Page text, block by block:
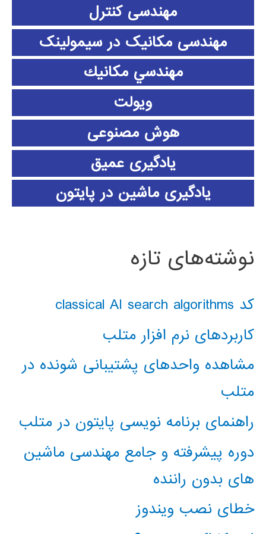
مهندسی کنترل
مهندسی مکانیک در سیمولینک
مهندسي مكانيك
ویولت
هوش مصنوعی
یادگیری عمیق
یادگیری ماشین در پایتون
نوشته‌های تازه
کد classical AI search algorithms
کاربردهای نرم افزار متلب
مشاهده واحدهای پشتیبانی شونده در
متلب
راهنمای برنامه نویسی پایتون در متلب
دوره پیشرفته و جامع مهندسی ماشین
های بدون راننده
خطای نصب ویندوز